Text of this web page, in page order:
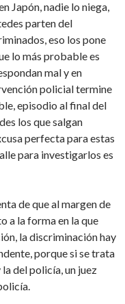
Japón, nadie lo niega,
parten del
eso los pone
lo más probable es
mal y en
policial termine
episodio al final del
los que salgan
perfecta para estas
para investigarlos es
de que al margen de
a la forma en la que
la discriminación hay
porque si se trata
del policía, un juez